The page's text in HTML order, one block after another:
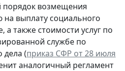
возмещения
на выплату социального
а также стоимости услуг по
службе по
дела (приказ СФР от 28 июля
аналогичный регламент